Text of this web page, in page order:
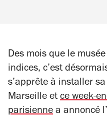
Des mois que le
indices, c’est
s’apprête à installer
Marseille et ce week-
parisienne a annoncé